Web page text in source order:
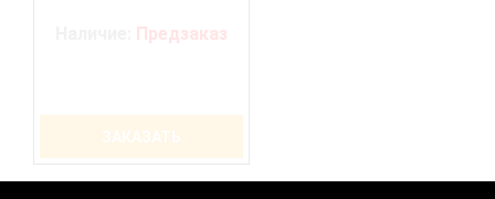
Предзаказ
ЗАКАЗАТЬ